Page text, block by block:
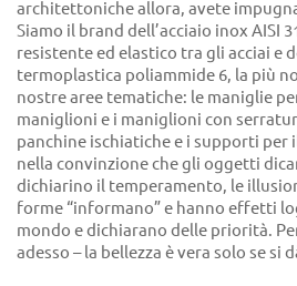
architettoniche allora, avete
Siamo il brand dell’acciaio inox AISI
resistente ed elastico tra gli acciai e
termoplastica poliammide 6, la più
nostre aree tematiche: le maniglie
maniglioni e i maniglioni con
panchine ischiatiche e i supporti per
nella convinzione che gli oggetti
dichiarino il temperamento, le
forme “informano” e hanno effetti
mondo e dichiarano delle priorità.
adesso – la bellezza è vera solo se si